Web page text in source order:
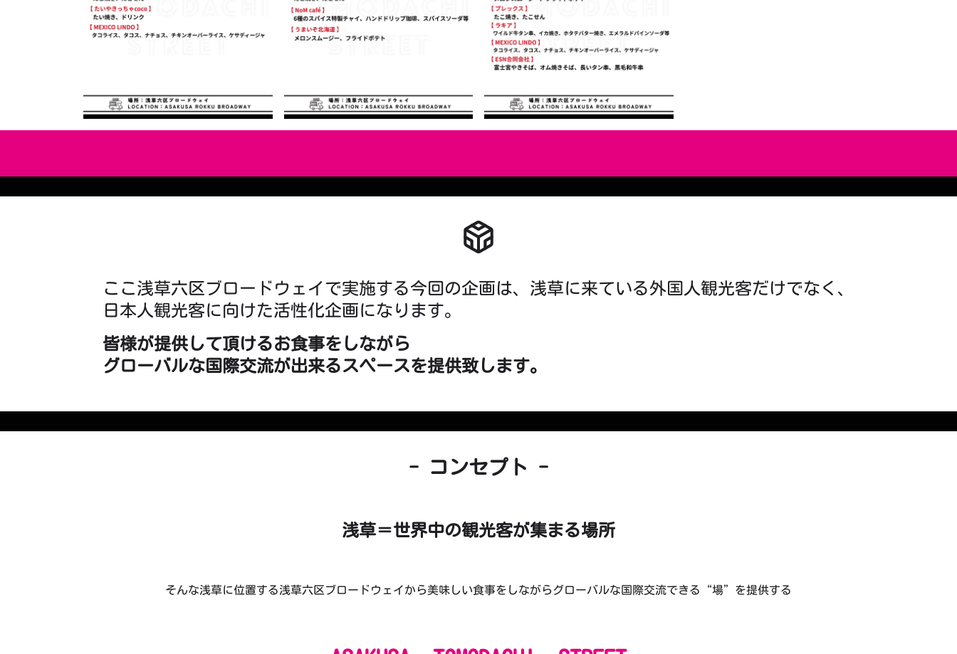
ここ浅草六区ブロードウェイで実施する今回の企画は、浅草に来ている外国人観光客だけでなく、
日本人観光客に向けた活性化企画になります。
皆様が提供して頂けるお食事をしながら
グローバルな国際交流が出来るスペースを提供致します。
- コンセプト -
浅草＝世界中の観光客が集まる場所
そんな浅草に位置する浅草六区ブロードウェイから美味しい食事をしながらグローバルな国際交流できる“場”を提供する